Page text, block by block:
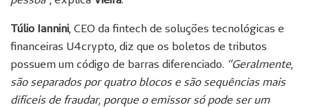
Túlio Iannini, CEO da fintech de soluções tecnológicas e
financeiras U4crypto, diz que os boletos de tributos
possuem um código de barras diferenciado. “Geralmente,
são separados por quatro blocos e são sequências mais
difíceis de fraudar, porque o emissor só pode ser um